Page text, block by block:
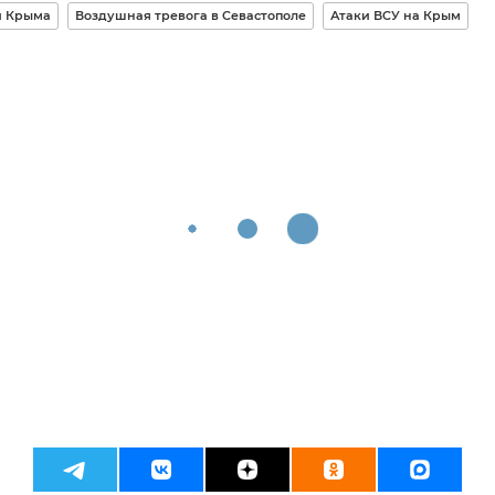
Крыма Воздушная тревога в Севастополе Атаки ВСУ на Крым